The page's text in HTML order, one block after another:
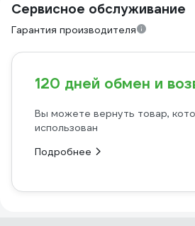
Сервисное обслуживание
Гарантия производителя
120 дней обмен и
Вы можете вернуть товар,
использован
Подробнее